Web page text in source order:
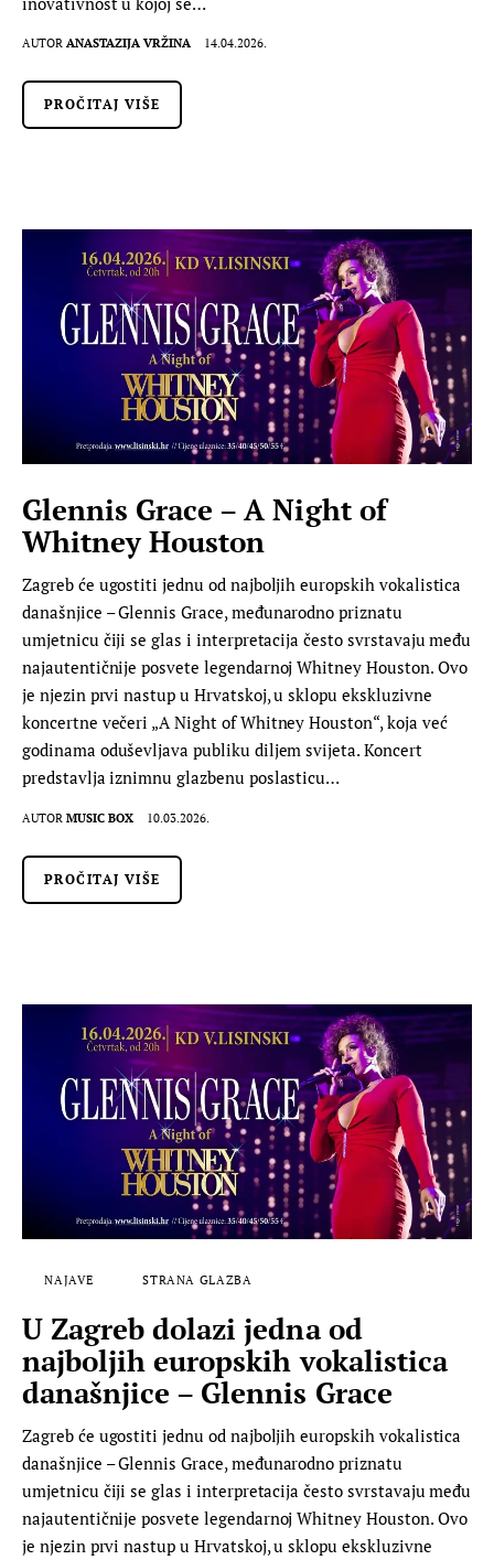
AUTOR ANASTAZIJA VRŽINA 14.04.2026.
PROČITAJ VIŠE
Glennis Grace – A Night of
Whitney Houston
Zagreb će ugostiti jednu od najboljih europskih vokalistica
današnjice – Glennis Grace, međunarodno priznatu
umjetnicu čiji se glas i interpretacija često svrstavaju među
najautentičnije posvete legendarnoj Whitney Houston. Ovo
je njezin prvi nastup u Hrvatskoj, u sklopu ekskluzivne
koncertne večeri „A Night of Whitney Houston“, koja već
godinama oduševljava publiku diljem svijeta. Koncert
predstavlja iznimnu glazbenu poslasticu…
AUTOR MUSIC BOX 10.03.2026.
PROČITAJ VIŠE
NAJAVE STRANA GLAZBA
U Zagreb dolazi jedna od
najboljih europskih vokalistica
današnjice – Glennis Grace
Zagreb će ugostiti jednu od najboljih europskih vokalistica
današnjice – Glennis Grace, međunarodno priznatu
umjetnicu čiji se glas i interpretacija često svrstavaju među
najautentičnije posvete legendarnoj Whitney Houston. Ovo
je njezin prvi nastup u Hrvatskoj, u sklopu ekskluzivne